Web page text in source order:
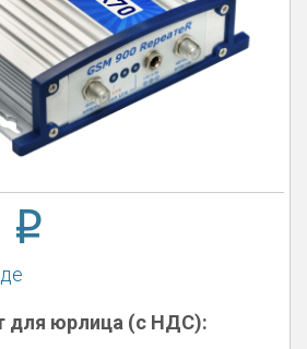
для юрлица (с НДС):